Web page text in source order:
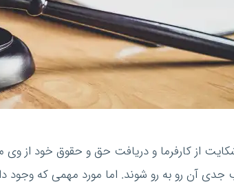
از کارفرما و دریافت حق و حقوق خود از
جدی آن رو به رو شوند. اما مورد مهمی که